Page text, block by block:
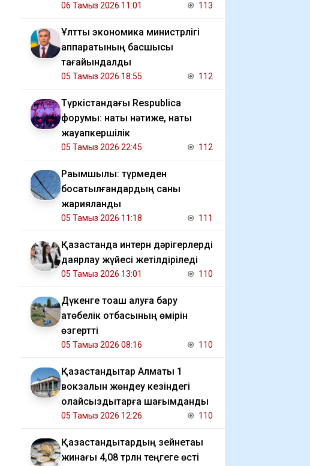
06 Тамыз 2026 11:01 113
Ұлттық экономика министрлігі
аппаратының басшысы
тағайындалды
05 Тамыз 2026 18:55 112
Түркістандағы Respublica
форумы: нақты нәтиже, нақты
жауапкершілік
05 Тамыз 2026 22:45 112
Рақымшылық: түрмеден
босатылғандардың саны
жарияланды
05 Тамыз 2026 11:18 111
Қазақстанда интерн дәрігерлерді
даярлау жүйесі жетілдіріледі
05 Тамыз 2026 13:01 110
Дүкенге тоқаш алуға бару
ақтөбелік отбасының өмірін
өзгертті
05 Тамыз 2026 08:16 110
Қазақстандықтар Алматы 1
вокзалын жөндеу кезіндегі
қолайсыздықтарға шағымданды
05 Тамыз 2026 12:26 110
Қазақстандықтардың зейнетақы
жинағы 4,08 трлн теңгеге өсті